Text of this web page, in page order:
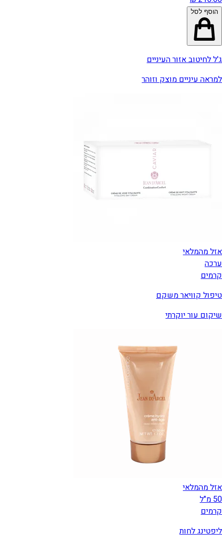
הוסף לסל
ג'ל לחיטוב אזור העיניים
למראה עיניים מוצק וזוהר
אזל מהמלאי
ערכה
קרמים
טיפול קוויאר משקם
שיקום עור יוקרתי
אזל מהמלאי
50 מ"ל
קרמים
ליפטינג לחות